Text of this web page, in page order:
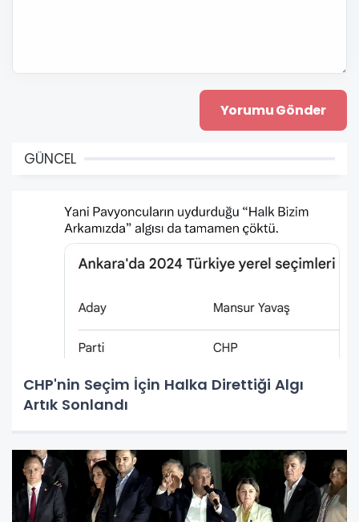
GÜNCEL
CHP'nin Seçim İçin Halka Direttiği Algı
Artık Sonlandı